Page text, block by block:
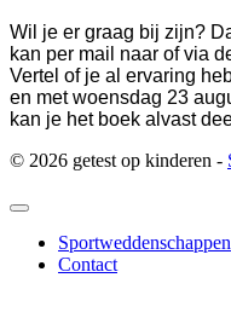
Wil je er graag bij zijn?
kan per mail naar of via
Vertel of je al ervaring
en met woensdag 23
kan je het boek alvast
© 2026 getest op kinderen -
Sportweddenschappen
Contact